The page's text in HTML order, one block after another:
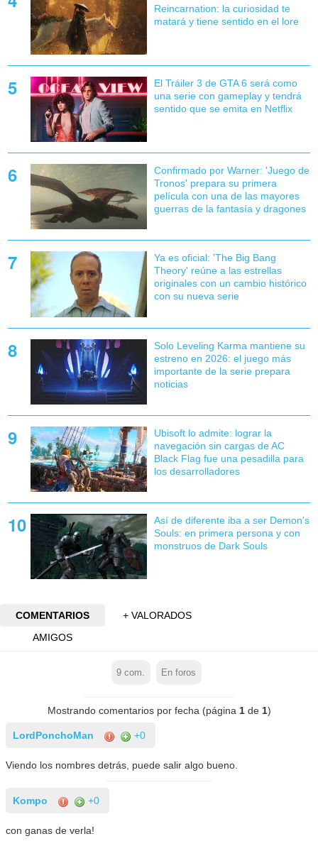
Reincarnation: la curiosidad te
matará y tiene sentido en el lore
El Tráiler 3 de GTA 6 será como
una serie con gameplay y tendrá
sentido que se emita en Netflix
Confirmado por Warner: 'Juego de
Tronos' prepara su primera
película con una de las mayores
guerras de la fantasía y dragones
Ya es oficial: 'The Big Bang
Theory' reúne a las estrellas
originales con un cambio histórico
con su nueva serie
Solo Leveling Karma mantiene su
estreno en 2026: el juego más
importante de la serie prepara
noticias
Ubisoft lo admite: lograr la
navegación sin cargas de AC
Black Flag fue una pesadilla para
los desarrolladores
Así de diferente iba a ser Demon's
Souls: en primera persona y con
monstruos de Dark Souls
COMENTARIOS
+ VALORADOS
AMIGOS
9 com. En foros
Mostrando comentarios por fecha (página 1de 1)
LordPonchoMan +0
Viendo los nombres detrás, puede salir algo bueno.
Kompo +0
con ganas de verla!